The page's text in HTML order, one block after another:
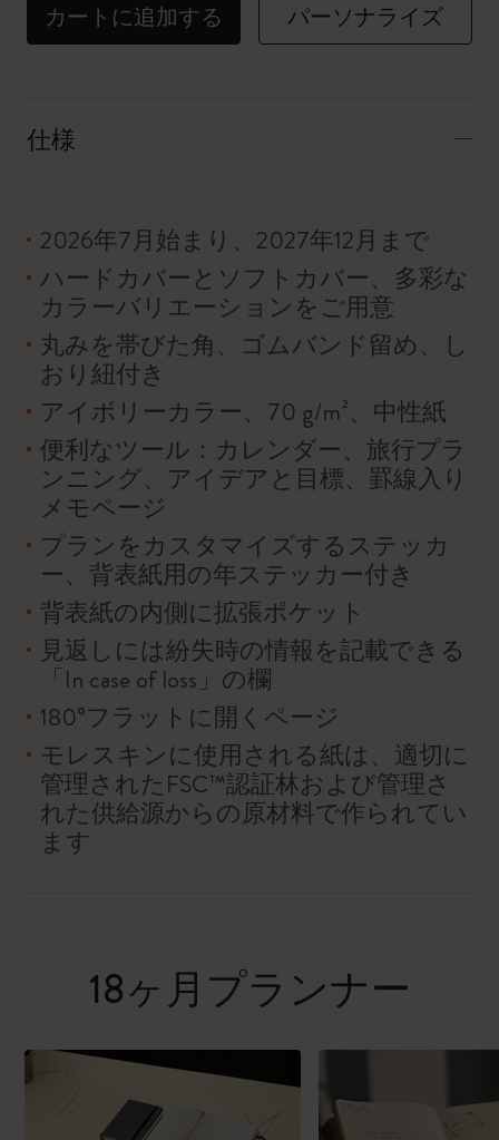
カートに追加する パーソナライズ
仕様
2026年7月始まり、2027年12月まで
ハードカバーとソフトカバー、多彩な
カラーバリエーションをご用意
丸みを帯びた角、ゴムバンド留め、し
おり紐付き
アイボリーカラー、70 g/m²、中性紙
便利なツール：カレンダー、旅行プラ
ンニング、アイデアと目標、罫線入り
メモページ
プランをカスタマイズするステッカ
ー、背表紙用の年ステッカー付き
背表紙の内側に拡張ポケット
見返しには紛失時の情報を記載できる
「In case of loss」の欄
180°フラットに開くページ
モレスキンに使用される紙は、適切に
管理されたFSC™認証林および管理さ
れた供給源からの原材料で作られてい
ます
18ヶ月プランナー